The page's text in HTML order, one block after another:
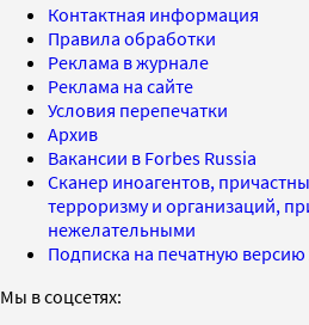
Контактная информация
Правила обработки
Реклама в журнале
Реклама на сайте
Условия перепечатки
Архив
Вакансии в Forbes Russia
Сканер иноагентов,
терроризму и организаций,
нежелательными
Подписка на печатную
Мы в соцсетях: